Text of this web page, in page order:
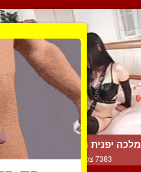
מלכה יפנית משתעשעת במיטה...
7383 צפיות | 1 המלצות